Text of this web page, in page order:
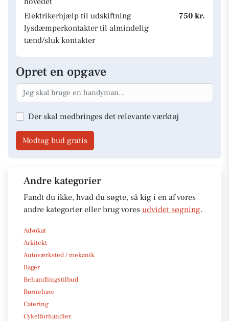
Elektrikerhjælp til udskiftning
lysdæmperkontakter til almindelig
tænd/sluk kontakter
750 kr.
Opret en opgave
Der skal medbringes det relevante værktøj
Modtag bud gratis
Andre kategorier
Fandt du ikke, hvad du søgte, så kig i en af vores
andre kategorier eller brug vores udvidet søgning.
Advokat
Arkitekt
Autoværksted / mekanik
Bager
Behandlingstilbud
Børnehave
Catering
Cykelforhandler